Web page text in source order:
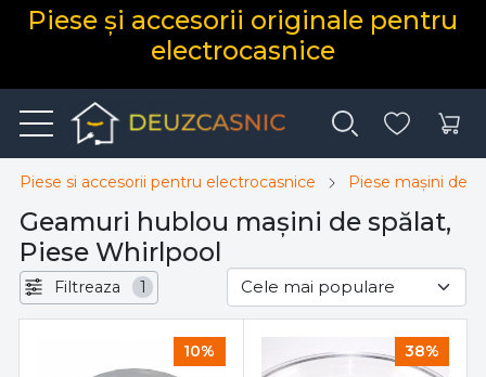
Piese și accesorii originale pentru
electrocasnice
Piese si accesorii pentru electrocasnice Piese mașini de
Geamuri hublou mașini de spălat,
Piese Whirlpool
Filtreaza 1
10% 38%